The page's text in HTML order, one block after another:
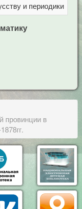
и периодики
провинции в